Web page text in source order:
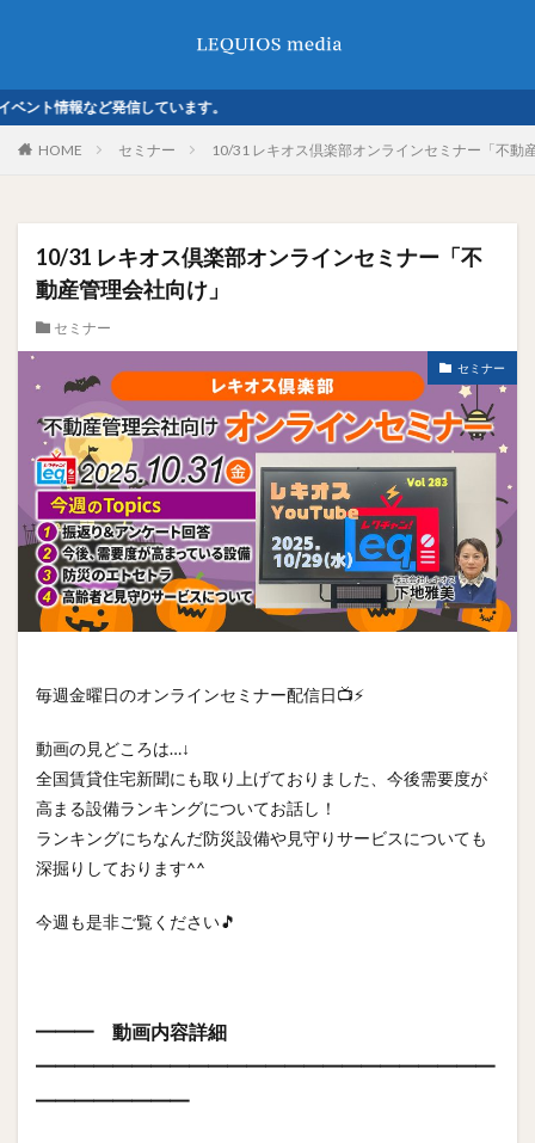
報など発信しています。
HOME セミナー 10/31 レキオス倶楽部オンラインセミナー「不動
10/31 レキオス倶楽部オンラインセミナー「不
動産管理会社向け」
セミナー
セミナー
毎週金曜日のオンラインセミナー配信日📺⚡
動画の見どころは…↓
全国賃貸住宅新聞にも取り上げておりました、今後需要度が
高まる設備ランキングについてお話し！
ランキングにちなんだ防災設備や見守りサービスについても
深掘りしております^^
今週も是非ご覧ください🎵
━━━ 動画内容詳細
━━━━━━━━━━━━━━━━━━━━━━━━
━━━━━━━━